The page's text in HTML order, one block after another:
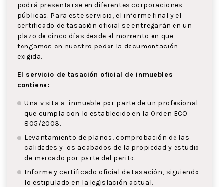
podrá presentarse en diferentes corporaciones
públicas. Para este servicio, el informe final y el
certificado de tasación oficial se entregarán en un
plazo de cinco días desde el momento en que
tengamos en nuestro poder la documentación
exigida.
El servicio de tasación oficial de inmuebles
contiene:
Una visita al inmueble por parte de un profesional
que cumpla con lo establecido en la Orden ECO
805/2003.
Levantamiento de planos, comprobación de las
calidades y los acabados de la propiedad y estudio
de mercado por parte del perito.
Informe y certificado oficial de tasación, siguiendo
lo estipulado en la legislación actual.